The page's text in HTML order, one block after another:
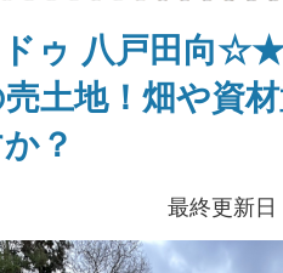
ゥ 八戸田向
土地！畑や資
？
最終更新